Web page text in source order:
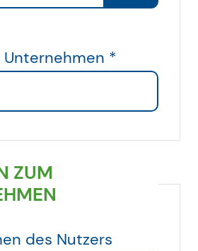
Unternehmen *
ZUM
des Nutzers